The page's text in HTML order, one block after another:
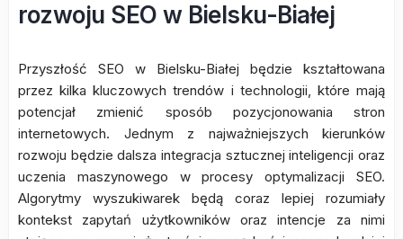
rozwoju SEO w Bielsku-Białej
Przyszłość SEO w Bielsku-Białej będzie kształtowana
przez kilka kluczowych trendów i technologii, które mają
potencjał zmienić sposób pozycjonowania stron
internetowych. Jednym z najważniejszych kierunków
rozwoju będzie dalsza integracja sztucznej inteligencji oraz
uczenia maszynowego w procesy optymalizacji SEO.
Algorytmy wyszukiwarek będą coraz lepiej rozumiały
kontekst zapytań użytkowników oraz intencje za nimi